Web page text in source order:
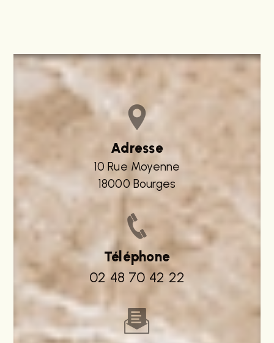
Adresse
10 Rue Moyenne
18000 Bourges
Téléphone
02 48 70 42 22